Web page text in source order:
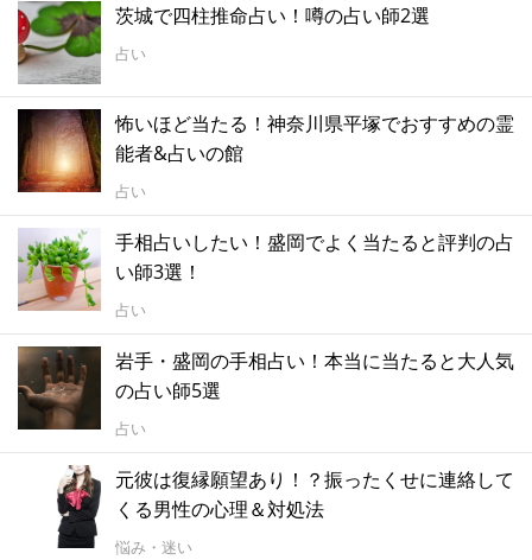
茨城で四柱推命占い！噂の占い師2選
占い
怖いほど当たる！神奈川県平塚でおすすめの霊
能者&占いの館
占い
手相占いしたい！盛岡でよく当たると評判の占
い師3選！
占い
岩手・盛岡の手相占い！本当に当たると大人気
の占い師5選
占い
元彼は復縁願望あり！？振ったくせに連絡して
くる男性の心理＆対処法
悩み・迷い